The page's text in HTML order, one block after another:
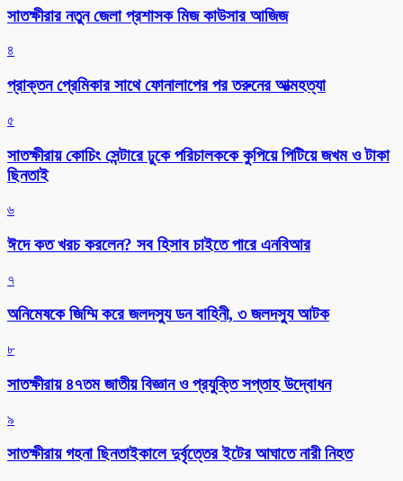
সাতক্ষীরার নতুন জেলা প্রশাসক মিজ কাউসার আজিজ
৪
প্রাক্তন প্রেমিকার সাথে ফোনালাপের পর তরুনের আত্মহত্যা
৫
সাতক্ষীরায় কোচিং সেন্টারে ঢুকে পরিচালককে কুপিয়ে পিটিয়ে জখম ও টাকা
ছিনতাই
৬
ঈদে কত খরচ করলেন? সব হিসাব চাইতে পারে এনবিআর
৭
অনিমেষকে জিম্মি করে জলদস্যু ডন বাহিনী, ৩ জলদস্যু আটক
৮
সাতক্ষীরায় ৪৭তম জাতীয় বিজ্ঞান ও প্রযুক্তি সপ্তাহ উদ্বোধন
৯
সাতক্ষীরায় গহনা ছিনতাইকালে দুর্বৃত্তের ইটের আঘাতে নারী নিহত